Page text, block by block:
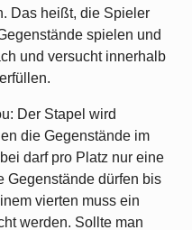
Das heißt, die Spieler
spielen und
und versucht innerhalb
Der Stapel wird
die Gegenstände im
darf pro Platz nur eine
Gegenstände dürfen bis
vierten muss ein
werden. Sollte man